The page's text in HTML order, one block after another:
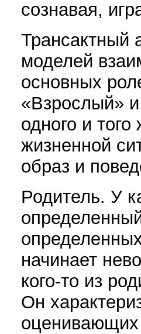
сознавая,
Трансактный
моделей
основных
«Взрослый»
одного и
жизненной
образ и
Родитель. У
начинает
кого-то из
Он
оценивающих